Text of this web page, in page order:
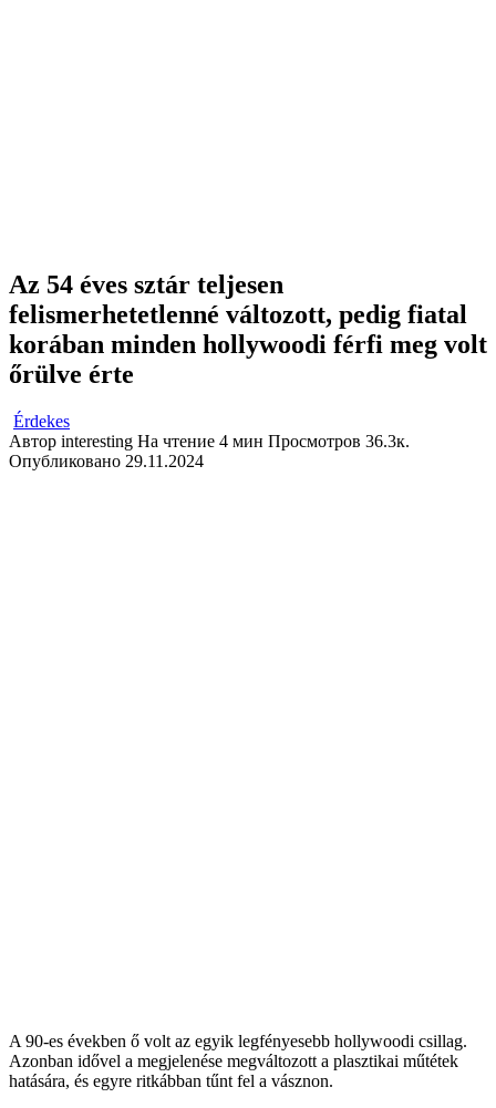
Az 54 éves sztár teljesen
felismerhetetlenné változott, pedig fiatal
korában minden hollywoodi férfi meg volt
őrülve érte
Érdekes
Автор interesting На чтение 4 мин Просмотров 36.3к.
Опубликовано 29.11.2024
A 90-es években ő volt az egyik legfényesebb hollywoodi csillag.
Azonban idővel a megjelenése megváltozott a plasztikai műtétek
hatására, és egyre ritkábban tűnt fel a vásznon.